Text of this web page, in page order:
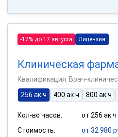
-17% до 17 августа Лицензия
Клиническая
Квалификация: Врач-
256 ак.ч
400 ак.ч 800 ак.ч
Кол-во часов:
от 256 ак.ч
Стоимость:
от 32 980